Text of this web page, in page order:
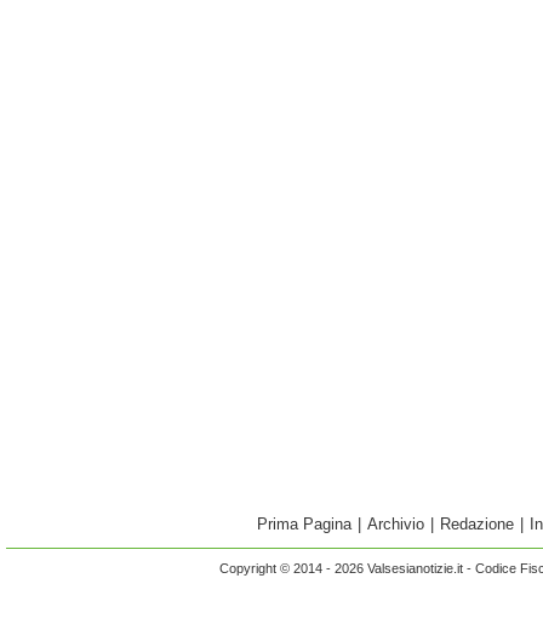
Prima Pagina Archivio Redazione
Copyright © 2014 - 2026 Valsesianotizie.it - Codice